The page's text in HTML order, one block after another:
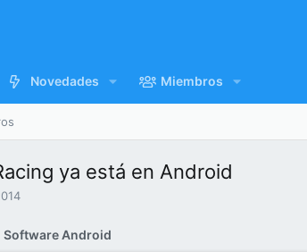
Novedades Miembros
ya está en Android
Software Android